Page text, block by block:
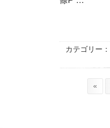
カテゴリー：
«